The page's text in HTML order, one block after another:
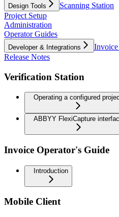
Design Tools
Scanning Station
Project Setup
Administration
Operator Guides
Developer & Integrations
Invoice
Release Notes
Verification Station
Operating a configured
ABBYY FlexiCapture
Invoice Operator's Guide
Introduction
Mobile Client